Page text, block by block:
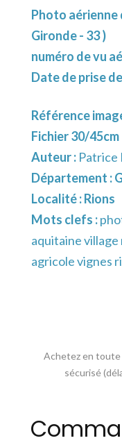
Photo aérienne
Gironde - 33 )
numéro de vu
Date de prise
Référence
Fichier 30/
Auteur : Patrice
Département :
Localité :Rions
Mots clefs :
aquitaine
agricole vignes
Achetez en toute
sécurisé